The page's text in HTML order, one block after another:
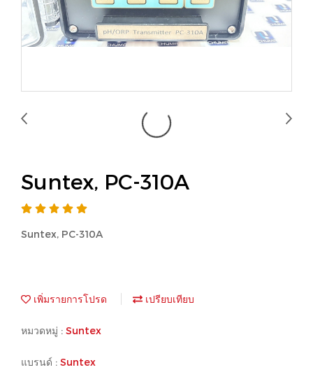
Suntex, PC-310A
Suntex, PC-310A
เพิ่มรายการโปรด เปรียบเทียบ
หมวดหมู่ : Suntex
แบรนด์ : Suntex